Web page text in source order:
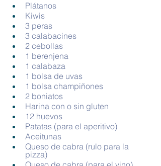
Plátanos
Kiwis
3 peras
3 calabacines
2 cebollas
1 berenjena
1 calabaza
1 bolsa de uvas
1 bolsa champiñones
2 boniatos
Harina con o sin gluten
12 huevos
Patatas (para el aperitivo)
Aceitunas
Queso de cabra (rulo para la
pizza)